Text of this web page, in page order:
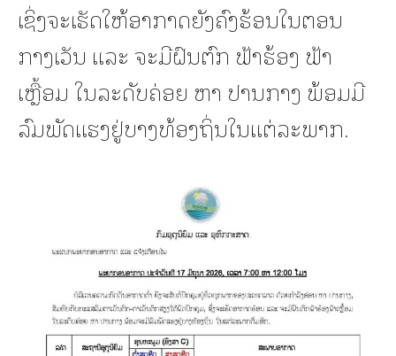
ເຊິ່ງຈະເຮັດໃຫ້ອາກາດຍັງຄົງຮ້ອນໃນຕອນ
ກາງເວັນ ແລະ ຈະມີຝົນຕົກ ຟ້າຮ້ອງ ຟ້າ
ເຫຼື້ອມ ໃນລະດັບຄ່ອຍ ຫາ ປານກາງ ພ້ອມມີ
ລົມພັດແຮງຢູ່ບາງທ້ອງຖິ່ນໃນແຕ່ລະພາກ.